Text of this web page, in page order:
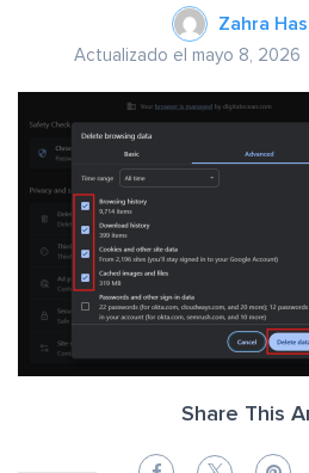
Zahra
Actualizado el mayo 8, 2026
Share This